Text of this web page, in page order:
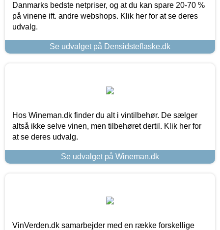
Danmarks bedste netpriser, og at du kan spare 20-70 %
på vinene ift. andre webshops. Klik her for at se deres
udvalg.
Se udvalget på Densidsteflaske.dk
Hos Wineman.dk finder du alt i vintilbehør. De sælger
altså ikke selve vinen, men tilbehøret dertil. Klik her for
at se deres udvalg.
Se udvalget på Wineman.dk
VinVerden.dk samarbejder med en række forskellige